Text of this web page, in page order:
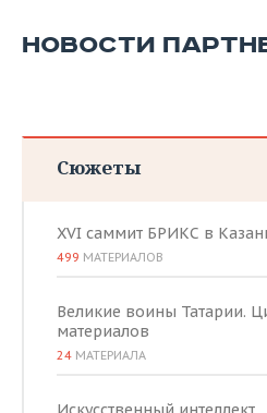
НОВОСТИ
Сюжеты
XVI саммит БРИКС в
499 МАТЕРИАЛОВ
Великие воины Татарии.
материалов
24 МАТЕРИАЛА